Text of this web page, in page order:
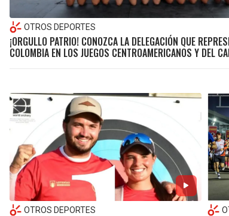
OTROS DEPORTES
¡ORGULLO PATRIO! CONOZCA LA DELEGACIÓN QUE
COLOMBIA EN LOS JUEGOS CENTROAMERICANOS Y DEL
OTROS DEPORTES